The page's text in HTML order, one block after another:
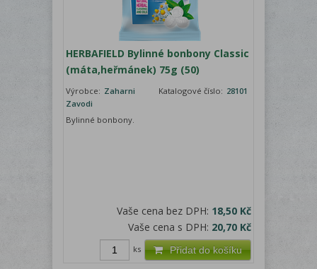
HERBAFIELD Bylinné bonbony Classic
(máta,heřmánek) 75g (50)
Výrobce: Zaharni
Zavodi
Katalogové číslo: 28101
Bylinné bonbony.
Vaše cena bez DPH: 18,50 Kč
Vaše cena s DPH: 20,70 Kč
Přidat do košíku
ks